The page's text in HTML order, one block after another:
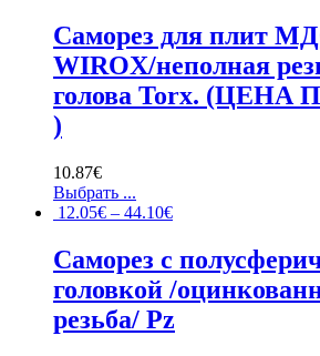
Саморез для плит
WIROX/неполная
голова Torx.
)
10.87€
Выбрать ...
12.05€ – 44.10€
Саморез с
головкой /
резьба/ Pz